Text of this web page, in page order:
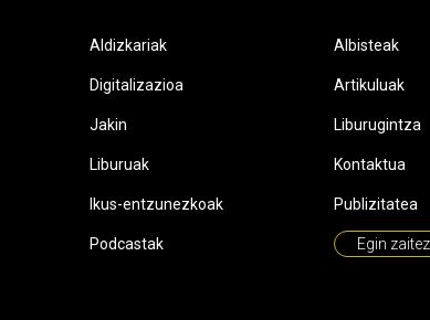
Aldizkariak
Digitalizazioa
Jakin
Liburuak
Ikus-entzunezkoak
Podcastak
Albisteak
Artikuluak
Liburugintza
Kontaktua
Publizitatea
Egin zaitez